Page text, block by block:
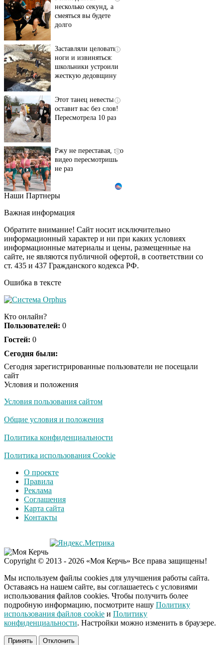
несколько секунд, а
смеяться вы будете
долго
i
Заставляли целовать
ноги и извиняться:
школьники устроили
жесткую дедовщину
i
Этот танец невесты
оставит вас без слов!
Пересмотрела 10 раз
i
Ржу не переставая, это
видео пересмотришь
не раз
Ролик длится пару
шоке от увиденного
i
Ролик из Омска: вы
будете смеяться долго
Королева вагона
Наши Партнеры
Важная информация
Обратите внимание! Сайт носит исключительно
информационный характер и ни при каких условиях
информационные материалы и цены, размещенные на
сайте, не являются публичной офертой, в соответствии со
ст. 435 и 437 Гражданского кодекса РФ.
Ошибка в тексте
Кто онлайн?
Пользователей: 0
Гостей: 0
Сегодня были:
Сегодня зарегистрированные пользователи не посещали
сайт
Условия и положения
Условия пользования сайтом
Общие условия и положения
Политика конфиденциальности
Политика использования Cookie
О проекте
Правила
Реклама
Соглашения
Карта сайта
Контакты
Copyright © 2013 - 2026 «Моя Керчь» Все права защищены!
Мы используем файлы cookies для улучшения работы сайта.
Оставаясь на нашем сайте, вы соглашаетесь с условиями
использования файлов cookies. Чтобы получить более
подробную информацию, посмотрите нашу Политику
использования файлов cookie и Политику
конфиденциальности. Настройки можно изменить в браузере.
Принять Отклонить